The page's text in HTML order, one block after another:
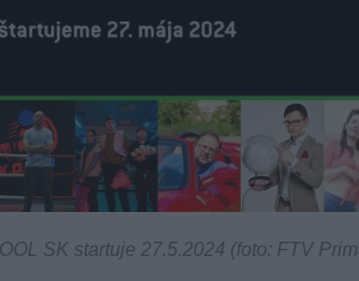
SK startuje 27.5.2024 (foto: FTV